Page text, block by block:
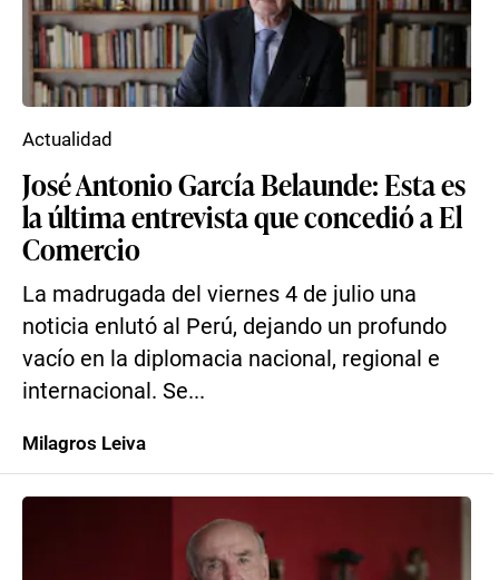
José Antonio García Belaunde: Esta es
la última entrevista que concedió a El
Comercio
La madrugada del viernes 4 de julio una
noticia enlutó al Perú, dejando un profundo
vacío en la diplomacia nacional, regional e
internacional. Se...
Actualidad
Milagros Leiva